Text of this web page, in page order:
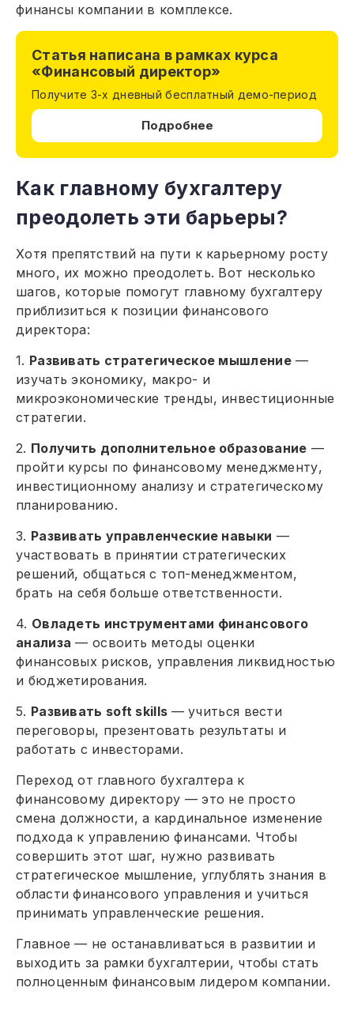
финансы компании в комплексе.
Статья написана в рамках курса
«Финансовый директор»
Получите 3-х дневный бесплатный демо-период
Подробнее
Как главному бухгалтеру
преодолеть эти барьеры?
Хотя препятствий на пути к карьерному росту
много, их можно преодолеть. Вот несколько
шагов, которые помогут главному бухгалтеру
приблизиться к позиции финансового
директора:
1. Развивать стратегическое мышление—
изучать экономику, макро- и
микроэкономические тренды, инвестиционные
стратегии.
2. Получить дополнительное образование —
пройти курсы по финансовому менеджменту,
инвестиционному анализу и стратегическому
планированию.
3. Развивать управленческие навыки —
участвовать в принятии стратегических
решений, общаться с топ-менеджментом,
брать на себя больше ответственности.
4. Овладеть инструментами финансового
анализа — освоить методы оценки
финансовых рисков, управления ликвидностью
и бюджетирования.
5. Развивать soft skills — учиться вести
переговоры, презентовать результаты и
работать с инвесторами.
Переход от главного бухгалтера к
финансовому директору — это не просто
смена должности, а кардинальное изменение
подхода к управлению финансами. Чтобы
совершить этот шаг, нужно развивать
стратегическое мышление, углублять знания в
области финансового управления и учиться
принимать управленческие решения.
Главное — не останавливаться в развитии и
выходить за рамки бухгалтерии, чтобы стать
полноценным финансовым лидером компании.